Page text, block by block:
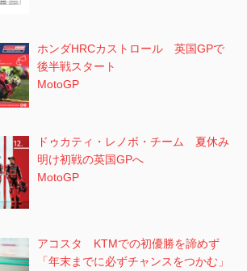
ホンダHRCカストロール 英国GPで
後半戦スタート
MotoGP
ドゥカティ・レノボ・チーム 夏休み
明け初戦の英国GPへ
MotoGP
アコスタ KTMでの初優勝を諦めず
「年末までに必ずチャンスをつかむ」